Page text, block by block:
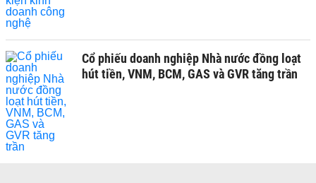
Cổ phiếu doanh nghiệp Nhà nước đồng loạt
hút tiền, VNM, BCM, GAS và GVR tăng trần